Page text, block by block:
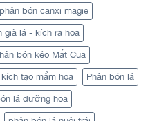
phân bón canxi magie
già lá - kích ra hoa
bón kéo Mắt Cua
tạo mầm hoa Phân bón lá
lá dưỡng hoa